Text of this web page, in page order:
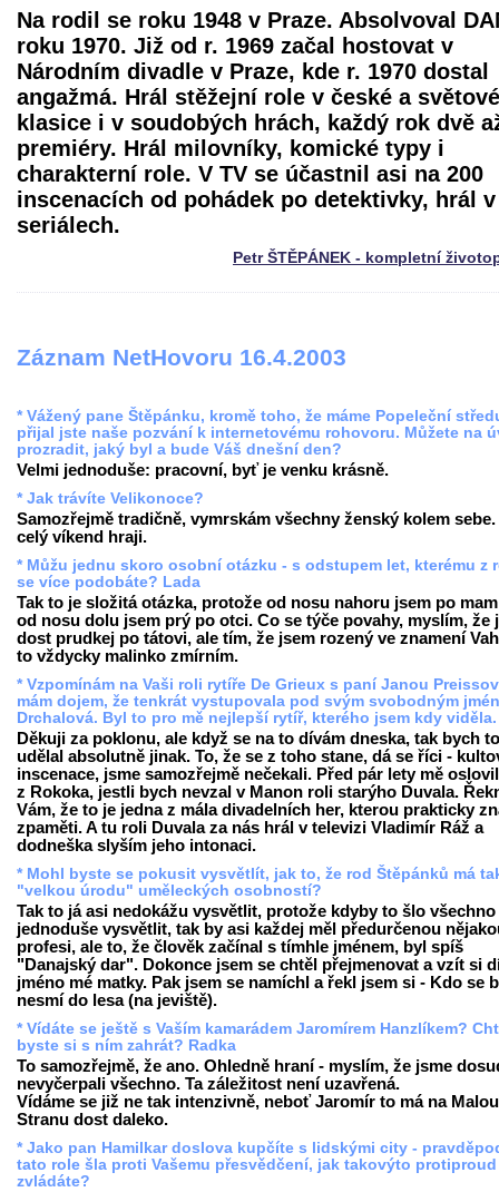
Na rodil se roku 1948 v Praze. Absolvoval
roku 1970. Již od r. 1969 začal hostovat v
Národním divadle v Praze, kde r. 1970 dostal
angažmá. Hrál stěžejní role v české a světové
klasice i v soudobých hrách, každý rok dvě
premiéry. Hrál milovníky, komické typy i
charakterní role. V TV se účastnil asi na 200
inscenacích od pohádek po detektivky, hrál v
seriálech.
Petr ŠTĚPÁNEK - kompletní
Záznam NetHovoru 16.4.2003
* Vážený pane Štěpánku, kromě toho, že máme Popeleční
přijal jste naše pozvání k internetovému rohovoru. Můžete na
prozradit, jaký byl a bude Váš dnešní den?
Velmi jednoduše: pracovní, byť je venku krásně.
* Jak trávíte Velikonoce?
Samozřejmě tradičně, vymrskám všechny ženský kolem
celý víkend hraji.
* Můžu jednu skoro osobní otázku - s odstupem let, kterému z
se více podobáte? Lada
Tak to je složitá otázka, protože od nosu nahoru jsem po
od nosu dolu jsem prý po otci. Co se týče povahy, myslím, že
dost prudkej po tátovi, ale tím, že jsem rozený ve znamení
to vždycky malinko zmírním.
* Vzpomínám na Vaši roli rytíře De Grieux s paní Janou
mám dojem, že tenkrát vystupovala pod svým svobodným
Drchalová. Byl to pro mě nejlepší rytíř, kterého jsem kdy viděla.
Děkuji za poklonu, ale když se na to dívám dneska, tak bych to
udělal absolutně jinak. To, že se z toho stane, dá se říci -
inscenace, jsme samozřejmě nečekali. Před pár lety mě
z Rokoka, jestli bych nevzal v Manon roli starýho Duvala.
Vám, že to je jedna z mála divadelních her, kterou prakticky
zpaměti. A tu roli Duvala za nás hrál v televizi Vladimír Ráž a
dodneška slyším jeho intonaci.
* Mohl byste se pokusit vysvětlít, jak to, že rod Štěpánků má
"velkou úrodu" uměleckých osobností?
Tak to já asi nedokážu vysvětlit, protože kdyby to šlo všechno
jednoduše vysvětlit, tak by asi každej měl předurčenou
profesi, ale to, že člověk začínal s tímhle jménem, byl spíš
"Danajský dar". Dokonce jsem se chtěl přejmenovat a vzít si
jméno mé matky. Pak jsem se namíchl a řekl jsem si - Kdo se
nesmí do lesa (na jeviště).
* Vídáte se ještě s Vaším kamarádem Jaromírem Hanzlíkem?
byste si s ním zahrát? Radka
To samozřejmě, že ano. Ohledně hraní - myslím, že jsme
nevyčerpali všechno. Ta záležitost není uzavřená.
Vídáme se již ne tak intenzivně, neboť Jaromír to má na Malou
Stranu dost daleko.
* Jako pan Hamilkar doslova kupčíte s lidskými city -
tato role šla proti Vašemu přesvědčení, jak takovýto protiproud
zvládáte?